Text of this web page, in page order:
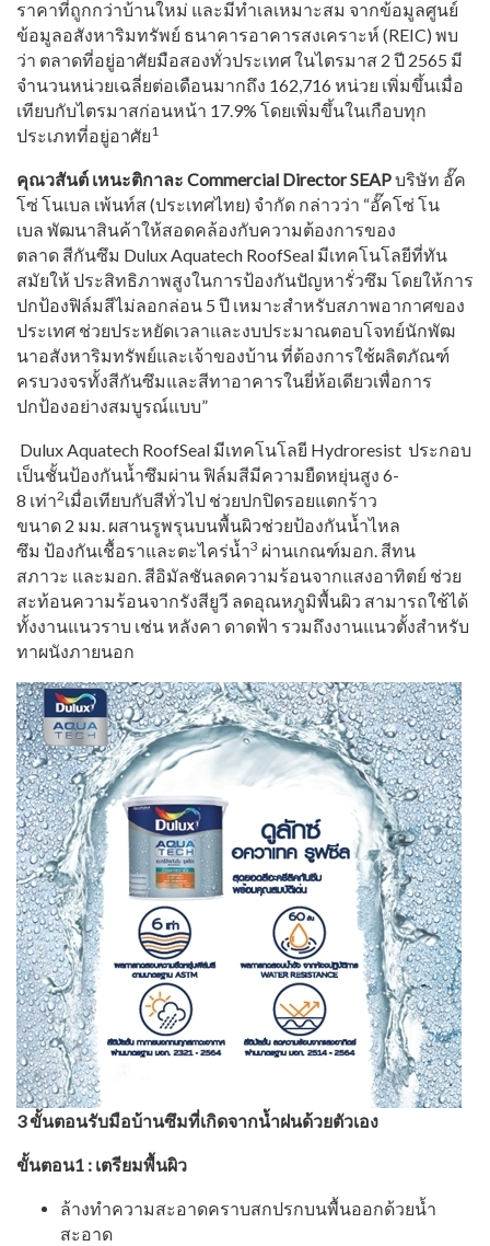
ราคาที่ถูกกว่าบ้านใหม่ และมีทำเลเหมาะสม จากข้อมูลศูนย์
ข้อมูลอสังหาริมทรัพย์ ธนาคารอาคารสงเคราะห์ (REIC) พบ
ว่า ตลาดที่อยู่อาศัยมือสองทั่วประเทศในไตรมาส 2 ปี 2565 มี
จำนวนหน่วยเฉลี่ยต่อเดือนมากถึง 162,716 หน่วย เพิ่มขึ้นเมื่อ
เทียบกับไตรมาสก่อนหน้า 17.9% โดยเพิ่มขึ้นในเกือบทุก
ประเภทที่อยู่อาศัย1
คุณวสันต์ เหนะติกาละ Commercial Director SEAPบริษัท อั๊ค
โซ่ โนเบล เพ้นท์ส(ประเทศไทย) จำกัด กล่าวว่า “อั๊คโซ่ โน
เบล พัฒนาสินค้าให้สอดคล้องกับความต้องการของ
ตลาด สีกันซึม Dulux Aquatech RoofSeal มีเทคโนโลยีที่ทัน
สมัยให้ ประสิทธิภาพสูงในการป้องกันปัญหารั่วซึม โดยให้การ
ปกป้องฟิล์มสีไม่ลอกล่อน 5 ปี เหมาะสำหรับสภาพอากาศของ
ประเทศ ช่วยประหยัดเวลาและงบประมาณตอบโจทย์นักพัฒ
นาอสังหาริมทรัพย์และเจ้าของบ้านที่ต้องการใช้ผลิตภัณฑ์
ครบวงจรทั้งสีกันซึมและสีทาอาคารในยี่ห้อเดียวเพื่อการ
ปกป้องอย่างสมบูรณ์แบบ”
Dulux Aquatech RoofSeal มีเทคโนโลยี Hydroresist ประกอบ
เป็นชั้นป้องกันน้ำซึมผ่านฟิล์มสีมีความยืดหยุ่นสูง 6-
8 เท่า2เมื่อเทียบกับสีทั่วไป ช่วยปกปิดรอยแตกร้าว
ขนาด 2 มม. ผสานรูพรุนบนพื้นผิวช่วยป้องกันน้ำไหล
ซึม ป้องกันเชื้อราและตะไคร่น้ำ3 ผ่านเกณฑ์มอก. สีทน
สภาวะ และมอก. สีอิมัลชันลดความร้อนจากแสงอาทิตย์ ช่วย
สะท้อนความร้อนจากรังสียูวี ลดอุณหภูมิพื้นผิว สามารถใช้ได้
ทั้งงานแนวราบ เช่นหลังคา ดาดฟ้า รวมถึงงานแนวตั้งสำหรับ
ทาผนังภายนอก
3ขั้นตอนรับมือบ้านซึมที่เกิดจากน้ำฝนด้วยตัวเอง
ขั้นตอน1 : เตรียมพื้นผิว
ล้างทำความสะอาดคราบสกปรกบนพื้นออกด้วยน้ำ
สะอาด